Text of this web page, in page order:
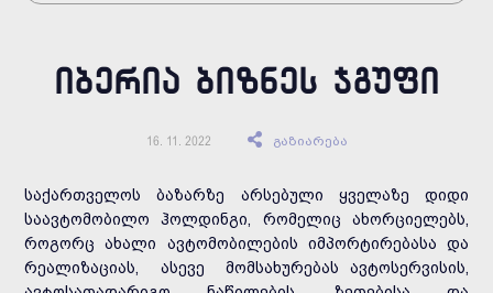
ᲘᲑᲔᲠᲘᲐ ᲑᲘᲖᲜᲔᲡ ᲯᲒᲣᲤᲘ
16. 11. 2022 გაზიარება
საქართველოს ბაზარზე არსებული ყველაზე დიდი
საავტომობილო ჰოლდინგი, რომელიც ახორციელებს,
როგორც ახალი ავტომობილების იმპორტირებასა და
რეალიზაციას, ასევე მომსახურებას ავტოსერვისის,